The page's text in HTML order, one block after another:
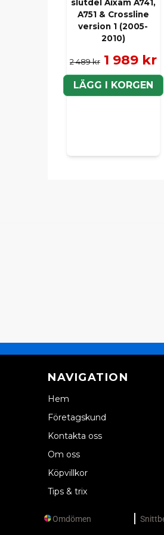
slutdel Aixam A741,
A751 & Crossline
version 1 (2005-
2010)
2 489 kr 1 989 kr
LÄGG I KORGEN
NAVIGATION
Hem
Företagskund
Kontakta oss
Om oss
Köpvillkor
Tips & trix